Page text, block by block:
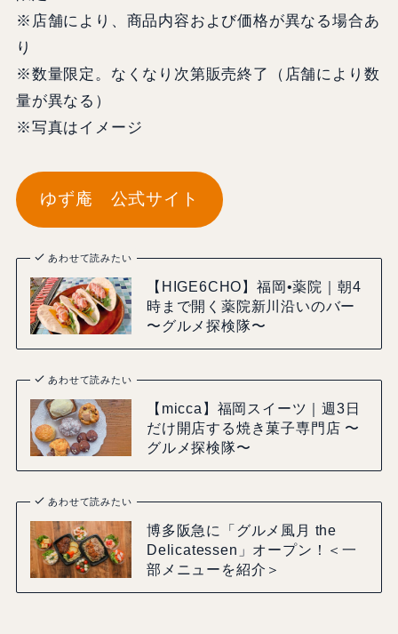
※店舗により、商品内容および価格が異なる場合あ
り
※数量限定。なくなり次第販売終了（店舗により数
量が異なる）
※写真はイメージ
ゆず庵 公式サイト
あわせて読みたい
【HIGE6CHO】福岡•薬院｜朝4
時まで開く薬院新川沿いのバー
〜グルメ探検隊〜
あわせて読みたい
【micca】福岡スイーツ｜週3日
だけ開店する焼き菓子専門店 〜
グルメ探検隊〜
あわせて読みたい
博多阪急に「グルメ風月 the
Delicatessen」オープン！＜一
部メニューを紹介＞